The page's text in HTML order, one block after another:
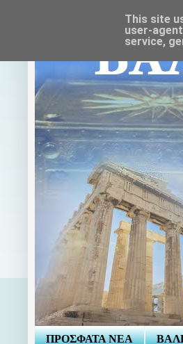
ΠΡΟΣΦΑΤΑ ΝΕΑ
This site
user-
service,